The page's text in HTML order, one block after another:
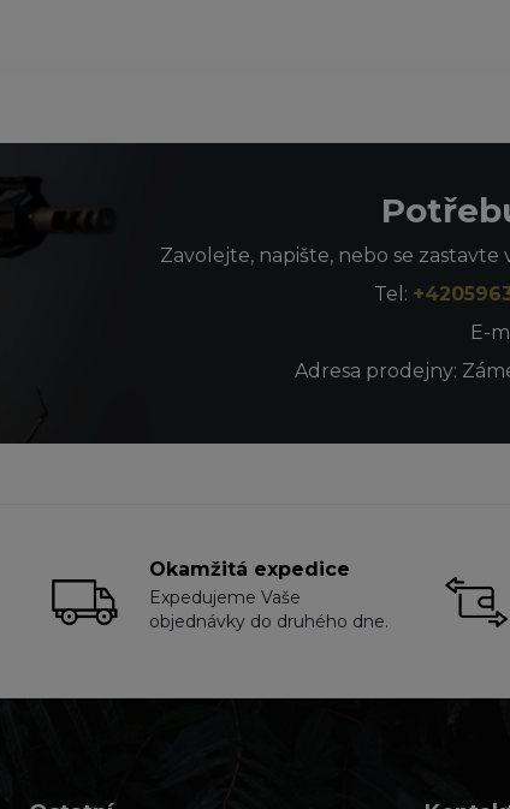
Zavolejte, napište, nebo se zastavte
Tel:
E-
Adresa prodejny:
Okamžitá expedice
Expedujeme Vaše
objednávky do druhého dne.